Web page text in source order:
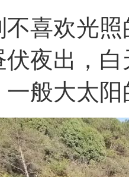
喜欢光
夜出，
般大太